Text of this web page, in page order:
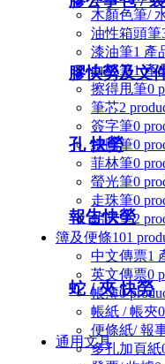
膠快勞及文
孔 快勞
報告快勞
蛇 / 夾 快勞
通用文具
木顏色筆/
油性箱頭筆
漆油筆1 產
白板筆1 產
擦得甩筆0
筆芯2
簽字筆0
繪圖筆0
菲林筆0
螢光筆0
走珠筆0
鉛芯筆2
簿及便條101
中文傳票1
英文傳票0
帳簿0
帳紙 / 帳夾
便條紙/ 報
多孔加頁紙